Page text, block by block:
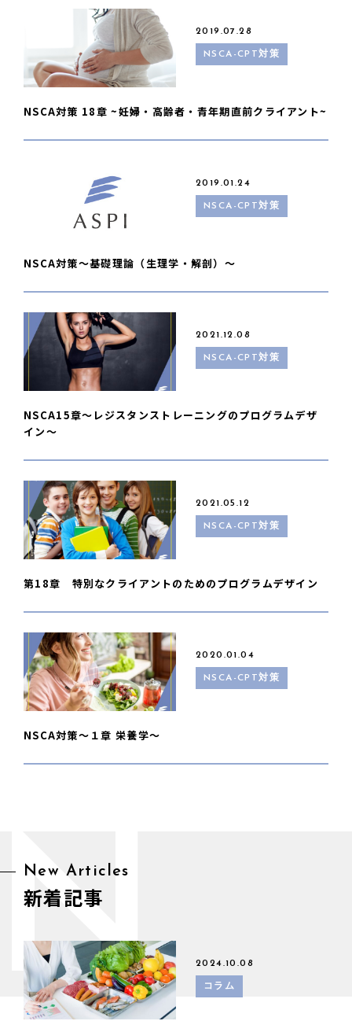
2019.07.28
NSCA-CPT対策
NSCA対策 18章 ~妊婦・高齢者・青年期直前クライアント~
2019.01.24
NSCA-CPT対策
NSCA対策〜基礎理論（生理学・解剖）〜
2021.12.08
NSCA-CPT対策
NSCA15章〜レジスタンストレーニングのプログラムデザ
イン〜
2021.05.12
NSCA-CPT対策
第18章 特別なクライアントのためのプログラムデザイン
2020.01.04
NSCA-CPT対策
NSCA対策〜１章 栄養学〜
New Articles
新着記事
2024.10.08
コラム